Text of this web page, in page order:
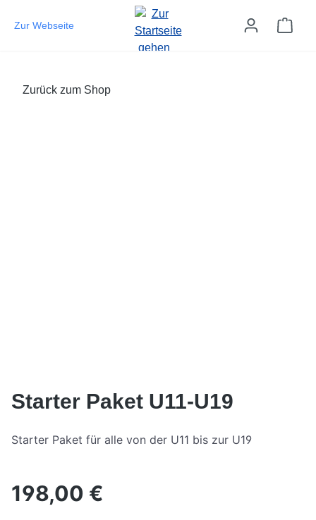
Zum Hauptinhalt springen
Zur Webseite
Zurück zum Shop
Starter Paket U11-U19
Starter Paket für alle von der U11 bis zur U19
Regulärer Preis:
198,00 €